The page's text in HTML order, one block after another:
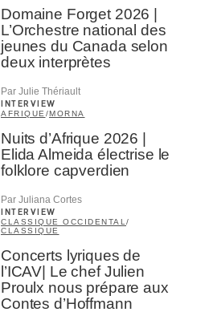
Domaine Forget 2026 |
L’Orchestre national des
jeunes du Canada selon
deux interprètes
Par Julie Thériault
INTERVIEW
AFRIQUE /MORNA
Nuits d’Afrique 2026 |
Elida Almeida électrise le
folklore capverdien
Par Juliana Cortes
INTERVIEW
CLASSIQUE OCCIDENTAL/
CLASSIQUE
Concerts lyriques de
l’ICAV| Le chef Julien
Proulx nous prépare aux
Contes d’Hoffmann